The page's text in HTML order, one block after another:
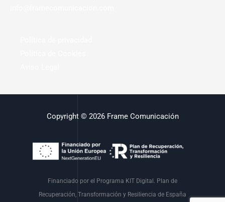
Copyright © 2026 Frame Comunicación
Financiado por el Programa KIT Digital. Plan de
Recuperación, Transformación y Resiliencia de España